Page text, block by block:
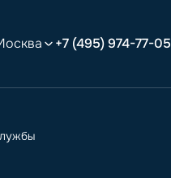
+7 (495) 974-77-05